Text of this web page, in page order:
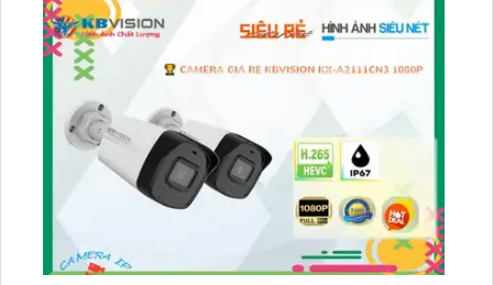
Plastic, mang lại độ bền cao. Bạn có thể quản lý
camera từ xa với công nghệ IP Wifi tích hợp. Đặc
biệt, thiết bị này còn được tích hợp khả năng thu âm
và loa, giúp bạn tin cậy hơn trong việc ghi lại và phát
lại âm thanh.